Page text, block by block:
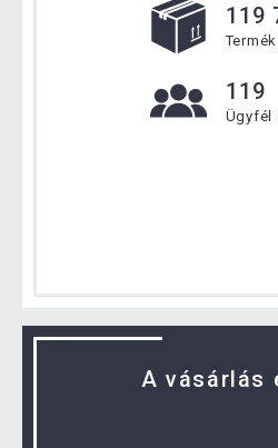
119
119
Ügyfél
A vásárlás